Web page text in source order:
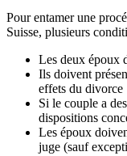
Pour entamer une
Suisse, plusieurs
Les deux époux
Ils doivent
effets du divorce
Si le couple a
dispositions
Les époux
juge (sauf